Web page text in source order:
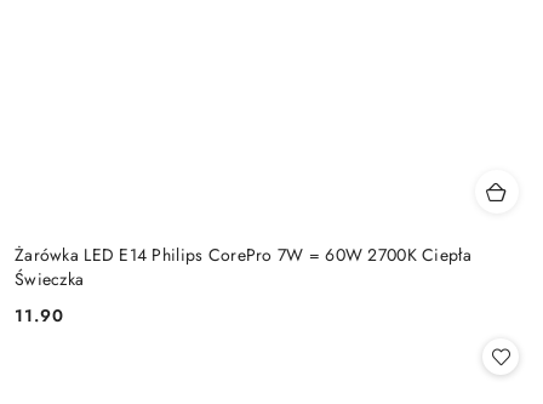
Żarówka LED E14 Philips CorePro 7W = 60W 2700K Ciepła
Świeczka
Cena:
11.90